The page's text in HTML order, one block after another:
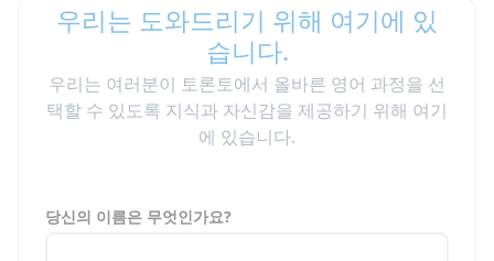
우리는 도와드리기 위해 여기에 있
습니다.
우리는 여러분이 토론토에서 올바른 영어 과정을 선
택할 수 있도록 지식과 자신감을 제공하기 위해 여기
에 있습니다.
당신의 이름은 무엇인가요?